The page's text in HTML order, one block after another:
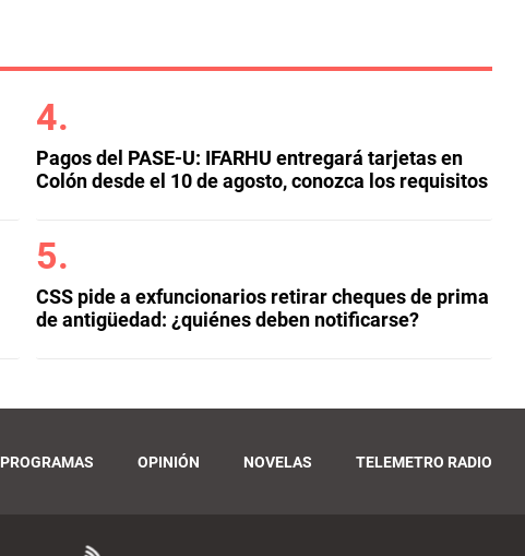
Pagos del PASE-U: IFARHU entregará tarjetas en
Colón desde el 10 de agosto, conozca los requisitos
CSS pide a exfuncionarios retirar cheques de prima
de antigüedad: ¿quiénes deben notificarse?
PROGRAMAS OPINIÓN NOVELAS TELEMETRO RADIO